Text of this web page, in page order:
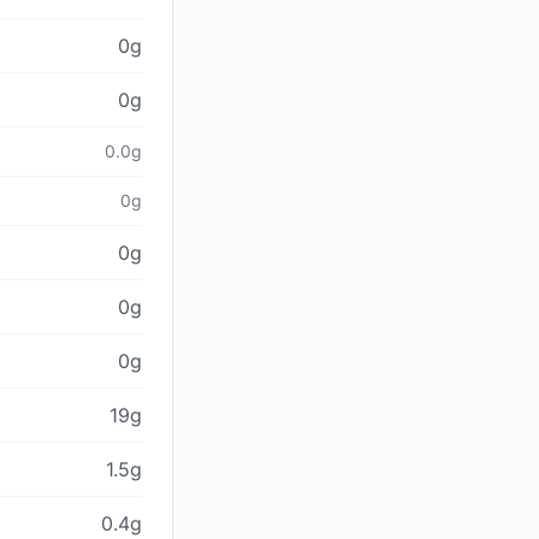
0g
0g
0.0g
0g
0g
0g
0g
19g
1.5g
0.4g